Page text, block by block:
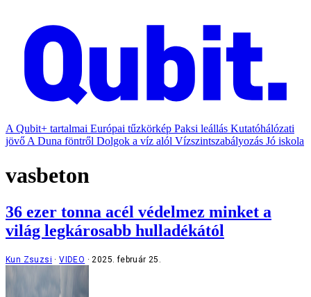
A Qubit+ tartalmai Európai tűzkörkép Paksi leállás Kutatóhálózati
jövő A Duna föntről Dolgok a víz alól Vízszintszabályozás Jó iskola
vasbeton
36 ezer tonna acél védelmez minket a
világ legkárosabb hulladékától
Kun Zsuzsi VIDEO 2025. február 25.